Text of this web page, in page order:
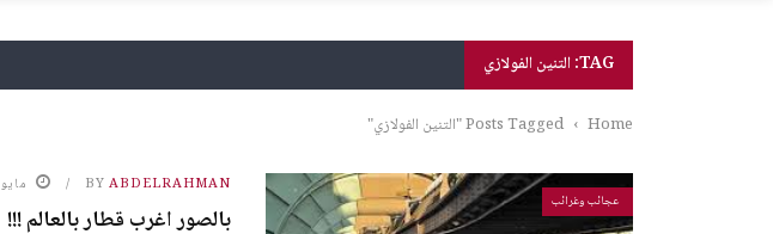
TAG: التنين الفولازي
Home
› Posts Tagged "التنين الفولازي"
عجائب وغرائب
BYABDELRAHMAN مايو 27, 2016
بالصور اغرب قطار بالعالم !!!